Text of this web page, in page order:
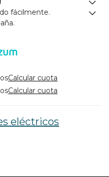
fácilmente.
Calcular cuota
Calcular cuota
eléctricos